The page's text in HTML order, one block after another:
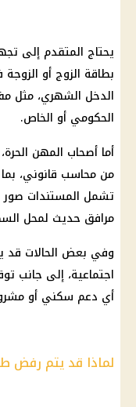
يحتاج المتقدم إلى
بطاقة الزوج أو
الدخل الشهري، مثل
الحكومي أو الخاص.
أما أصحاب المهن
من محاسب قانوني، بما
تشمل المستندات صور
مرافق حديث لمحل
وفي بعض الحالات قد
اجتماعية، إلى جانب
أي دعم سكني أو
لماذا قد يتم رفض